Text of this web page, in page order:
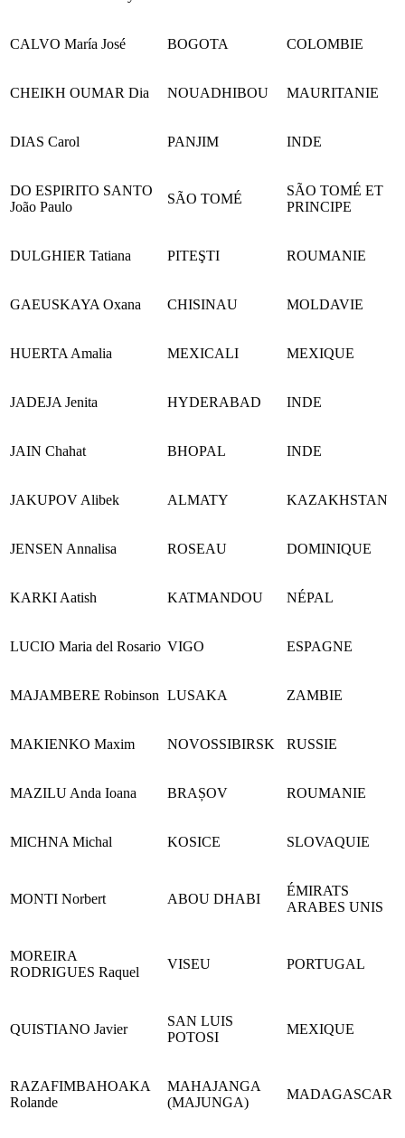
CALVO María José BOGOTA COLOMBIE
CHEIKH OUMAR Dia NOUADHIBOU MAURITANIE
DIAS Carol PANJIM INDE
DO ESPIRITO SANTO
João Paulo
SÃO TOMÉ
SÃO TOMÉ ET
PRINCIPE
DULGHIER Tatiana PITEŞTI ROUMANIE
GAEUSKAYA Oxana CHISINAU MOLDAVIE
HUERTA Amalia MEXICALI MEXIQUE
JADEJA Jenita HYDERABAD INDE
JAIN Chahat BHOPAL INDE
JAKUPOV Alibek ALMATY KAZAKHSTAN
JENSEN Annalisa ROSEAU DOMINIQUE
KARKI Aatish KATMANDOU NÉPAL
LUCIO Maria del Rosario VIGO ESPAGNE
MAJAMBERE Robinson LUSAKA ZAMBIE
MAKIENKO Maxim NOVOSSIBIRSK RUSSIE
MAZILU Anda Ioana BRAȘOV ROUMANIE
MICHNA Michal KOSICE SLOVAQUIE
MONTI Norbert ABOU DHABI
ÉMIRATS
ARABES UNIS
MOREIRA
RODRIGUES Raquel
VISEU PORTUGAL
QUISTIANO Javier
SAN LUIS
POTOSI
MEXIQUE
RAZAFIMBAHOAKA
Rolande
MAHAJANGA
(MAJUNGA)
MADAGASCAR